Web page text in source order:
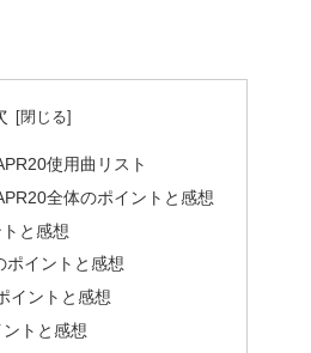
使用曲リスト
全体のポイントと感想
と感想
ポイントと感想
イントと感想
トと感想